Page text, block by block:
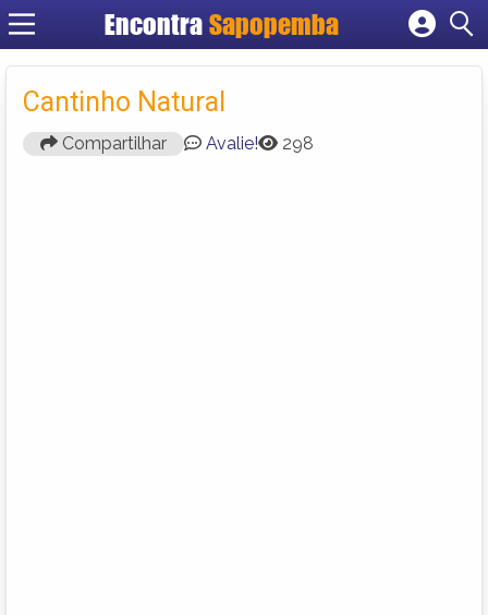
Encontra Sapopemba
Cadastrar empresa
Criar conta
Cantinho Natural
Compartilhar Avalie! 298